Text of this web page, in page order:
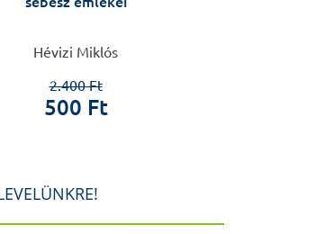
Hévizi Miklós
2.400 Ft
500 Ft